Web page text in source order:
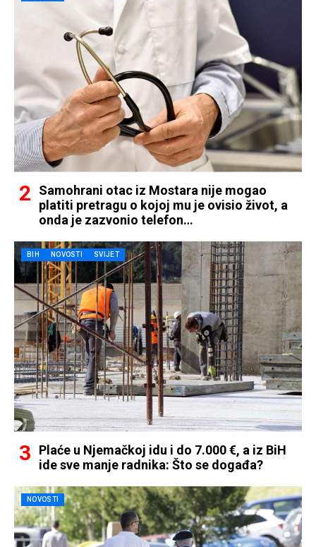
Samohrani otac iz Mostara nije mogao
platiti pretragu o kojoj mu je ovisio život, a
onda je zazvonio telefon…
BIH NOVOSTI SVIJET
Plaće u Njemačkoj idu i do 7.000 €, a iz BiH
ide sve manje radnika: Što se događa?
NOVOSTI